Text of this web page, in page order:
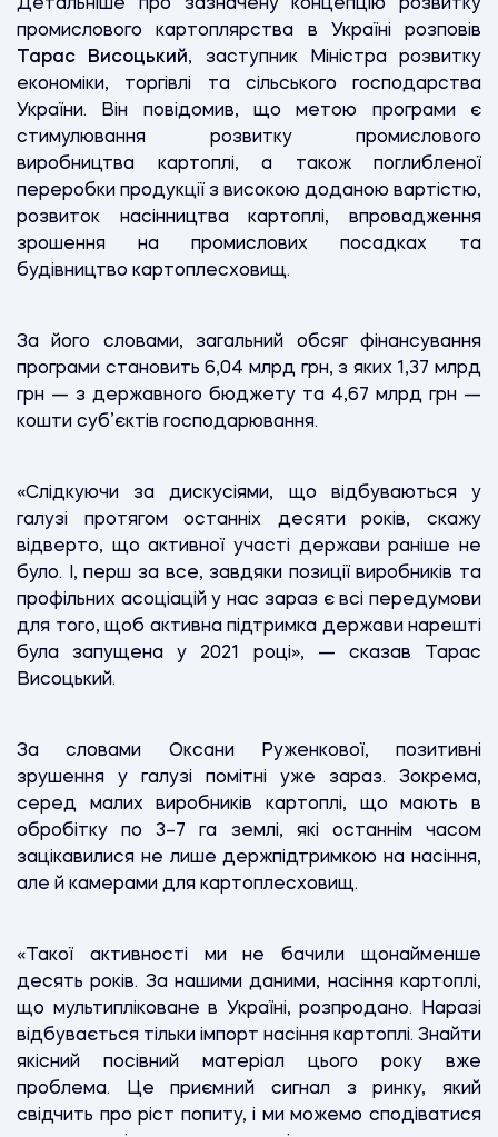
Детальніше про зазначену концепцію розвитку
промислового картоплярства в Україні розповів
Тарас Висоцький, заступник Міністра розвитку
економіки, торгівлі та сільського господарства
України. Він повідомив, що метою програми є
стимулювання розвитку промислового
виробництва картоплі, а також поглибленої
переробки продукції з високою доданою вартістю,
розвиток насінництва картоплі, впровадження
зрошення на промислових посадках та
будівництво картоплесховищ.
За його словами, загальний обсяг фінансування
програми становить 6,04 млрд грн, з яких 1,37 млрд
грн — з державного бюджету та 4,67 млрд грн —
кошти суб’єктів господарювання.
«Слідкуючи за дискусіями, що відбуваються у
галузі протягом останніх десяти років, скажу
відверто, що активної участі держави раніше не
було. І, перш за все, завдяки позиції виробників та
профільних асоціацій у нас зараз є всі передумови
для того, щоб активна підтримка держави нарешті
була запущена у 2021 році», — сказав Тарас
Висоцький.
За словами Оксани Руженкової, позитивні
зрушення у галузі помітні уже зараз. Зокрема,
серед малих виробників картоплі, що мають в
обробітку по 3–7 га землі, які останнім часом
зацікавилися не лише держпідтримкою на насіння,
але й камерами для картоплесховищ.
«Такої активності ми не бачили щонайменше
десять років. За нашими даними, насіння картоплі,
що мультипліковане в Україні, розпродано. Наразі
відбувається тільки імпорт насіння картоплі. Знайти
якісний посівний матеріал цього року вже
проблема. Це приємний сигнал з ринку, який
свідчить про ріст попиту, і ми можемо сподіватися